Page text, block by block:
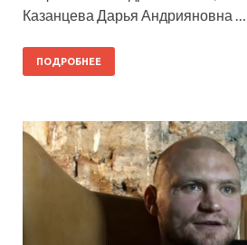
Казанцева Дарья Андрияновна …
ПОДРОБНЕЕ